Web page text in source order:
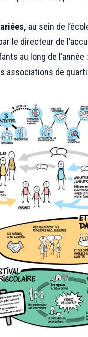
au sein de
le directeur de
au long de l’année
associations de